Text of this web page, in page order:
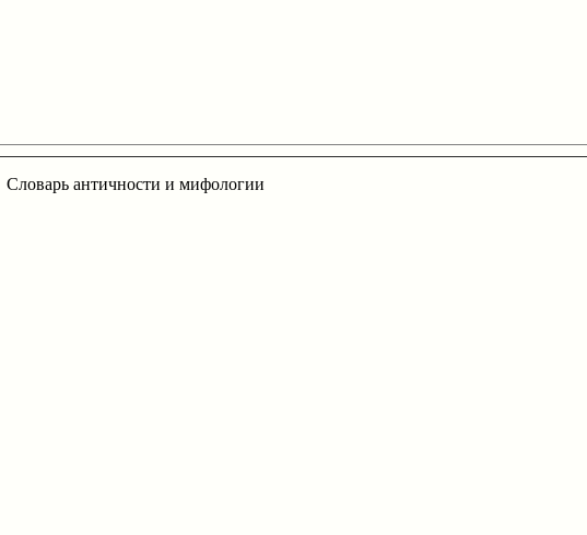
Словарь античности и мифологии